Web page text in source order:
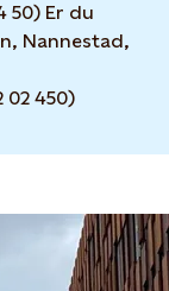
50) Er du
Nannestad,
02 450)